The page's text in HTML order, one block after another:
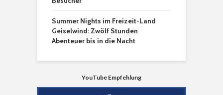
Summer Nights im Freizeit-Land
Geiselwind: Zwölf Stunden
Abenteuer bis in die Nacht
YouTube Empfehlung